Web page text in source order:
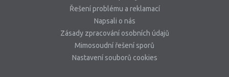
Řešení problému a reklamací
Napsali o nás
Zásady zpracování osobních údajů
Mimosoudní řešení sporů
Nastavení souborů cookies